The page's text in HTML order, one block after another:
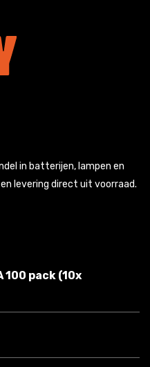
in batterijen, lampen en
levering direct uit voorraad.
100 pack (10x